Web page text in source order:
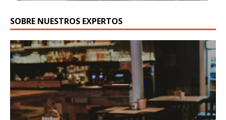
SOBRE NUESTROS EXPERTOS